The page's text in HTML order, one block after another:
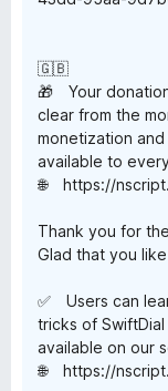
🇬🇧
🎁 Your
clear from the
monetization
available to
🌐 https://
Thank you for
Glad that you
✅ Users can
tricks of
available on our
🌐 https://